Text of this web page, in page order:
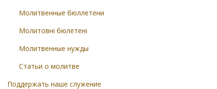
Молитвенные бюллетени
Молитовні бюлетені
Молитвенные нужды
Статьи о молитве
Поддержать наше служение